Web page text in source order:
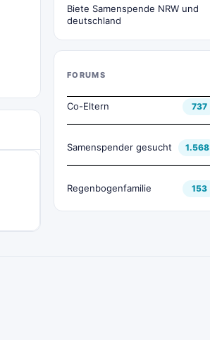
Biete Samenspende NRW und
deutschland
FORUMS
Co-Eltern 737
Samenspender gesucht 1.568
Regenbogenfamilie 153